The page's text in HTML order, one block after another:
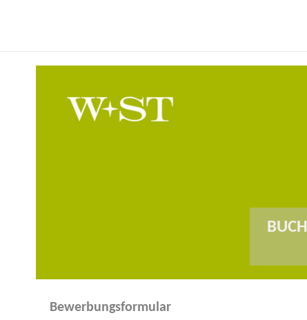
Bewerbungsformular